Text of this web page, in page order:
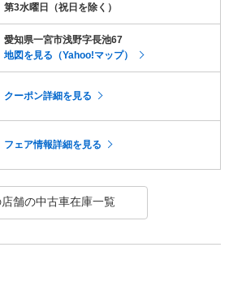
第3水曜日（祝日を除く）
愛知県一宮市浅野字長池67
地図を見る（Yahoo!マップ）
クーポン詳細を見る
フェア情報詳細を見る
店舗の中古車在庫一覧